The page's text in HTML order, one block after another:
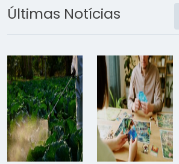
Últimas Notícias